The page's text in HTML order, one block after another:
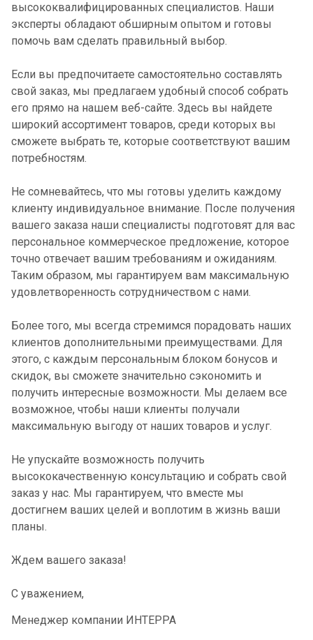
высококвалифицированных специалистов. Наши
эксперты обладают обширным опытом и готовы
помочь вам сделать правильный выбор.
Если вы предпочитаете самостоятельно составлять
свой заказ, мы предлагаем удобный способ собрать
его прямо на нашем веб-сайте. Здесь вы найдете
широкий ассортимент товаров, среди которых вы
сможете выбрать те, которые соответствуют вашим
потребностям.
Не сомневайтесь, что мы готовы уделить каждому
клиенту индивидуальное внимание. После получения
вашего заказа наши специалисты подготовят для вас
персональное коммерческое предложение, которое
точно отвечает вашим требованиям и ожиданиям.
Таким образом, мы гарантируем вам максимальную
удовлетворенность сотрудничеством с нами.
Более того, мы всегда стремимся порадовать наших
клиентов дополнительными преимуществами. Для
этого, с каждым персональным блоком бонусов и
скидок, вы сможете значительно сэкономить и
получить интересные возможности. Мы делаем все
возможное, чтобы наши клиенты получали
максимальную выгоду от наших товаров и услуг.
Не упускайте возможность получить
высококачественную консультацию и собрать свой
заказ у нас. Мы гарантируем, что вместе мы
достигнем ваших целей и воплотим в жизнь ваши
планы.
Ждем вашего заказа!
С уважением,
Менеджер компании ИНТЕРРА